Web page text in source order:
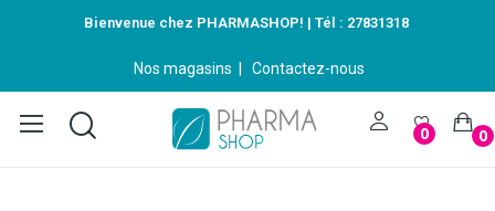
Bienvenue chez PHARMASHOP! | Tél : 27831318
Nos magasins Contactez-nous
0 0